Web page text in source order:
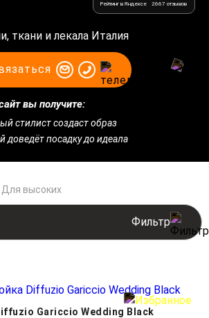
Рейтинг в Яндексе 2667 отзывов
ткани и лекала Италия
вы получите:
стилист создаст образ
посадку до идеала
Для высоких
Фильтр
Gariccio Wedding Black